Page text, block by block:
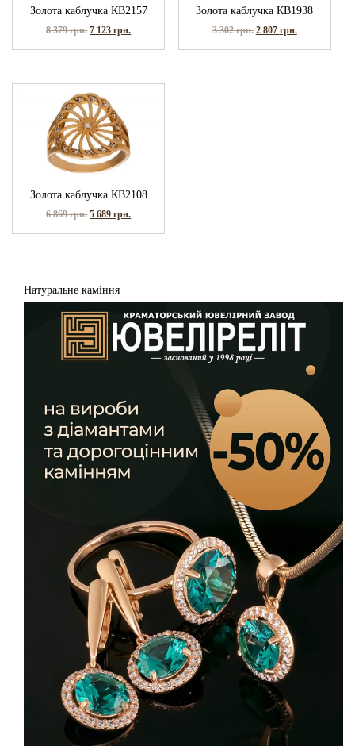
Золота каблучка КВ2157
8 379грн. 7 123грн.
Золота каблучка КВ1938
3 302грн. 2 807 грн.
Золота каблучка КВ2108
6 869грн. 5 689грн.
Натуральне каміння